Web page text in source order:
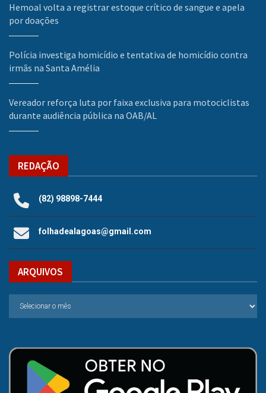
Hemoal volta a registrar estoque crítico de sangue e apela
por doações
Polícia investiga homicídio e tentativa de homicídio contra
irmãs na Santa Amélia
Vereador reforça luta por faixa exclusiva para motociclistas
durante audiência pública na OAB/AL
REDAÇÃO
(82) 98898-7444
folhadealagoas@gmail.com
ARQUIVOS